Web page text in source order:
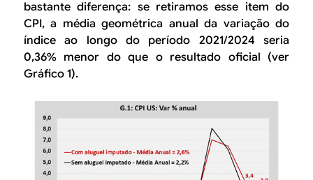
bastante diferença: se retiramos esse item do
CPI, a média geométrica anual da variação do
índice ao longo do período 2021/2024 seria
0,36% menor do que o resultado oficial (ver
Gráfico 1).